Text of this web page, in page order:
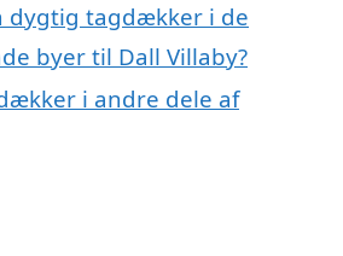
dygtig tagdækker i de
byer til Dall Villaby?
i andre dele af